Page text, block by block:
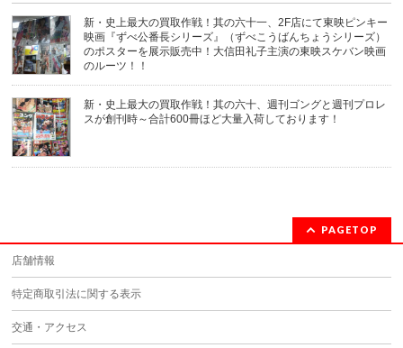
新・史上最大の買取作戦！其の六十一、2F店にて東映ピンキー
映画『ずべ公番長シリーズ』（ずべこうばんちょうシリーズ）
のポスターを展示販売中！大信田礼子主演の東映スケバン映画
のルーツ！！
新・史上最大の買取作戦！其の六十、週刊ゴングと週刊プロレ
スが創刊時～合計600冊ほど大量入荷しております！
PAGETOP
店舗情報
特定商取引法に関する表示
交通・アクセス